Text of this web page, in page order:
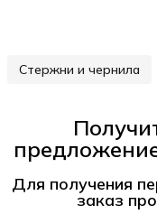
Стержни и чернила
Для получения
заказ